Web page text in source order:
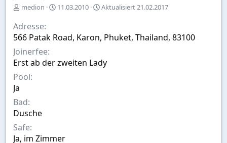
E
s
t
e
l
l
v
medion
A
w
a
l
11.03.2010 Aktualisiert21.02.2017
Adresse
566 Patak Road, Karon, Phuket, Thailand, 83100
Joinerfee
Erst ab der zweiten Lady
Pool
Ja
Bad
Dusche
Safe
Ja, im Zimmer